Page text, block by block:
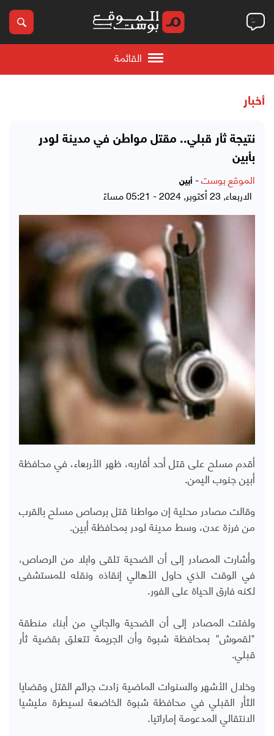
القائمة
أخبار
نتيجة ثأر قبلي.. مقتل مواطن في مدينة لودر
بأبين
الموقع بوست- أبين
الاربعاء, 23 أكتوبر, 2024 - 05:21 مساءً
أقدم مسلح على قتل أحد أقاربه، ظهر الأربعاء، في محافظة
أبين جنوب اليمن.
وقالت مصادر محلية إن مواطنا قتل برصاص مسلح بالقرب
من فرزة عدن، وسط مدينة لودر بمحافظة أبين.
وأشارت المصادر إلى أن الضحية تلقى وابلا من الرصاص،
في الوقت الذي حاول الأهالي إنقاذه ونقله للمستشفى
لكنه فارق الحياة على الفور.
ولفتت المصادر إلى أن الضحية والجاني من أبناء منطقة
"لقموش" بمحافظة شبوة وأن الجريمة تتعلق بقضية ثأر
قبلي.
وخلال الأشهر والسنوات الماضية زادت جرائم القتل وقضايا
الثأر القبلي في محافظة شبوة الخاضعة لسيطرة مليشيا
الانتقالي المدعومة إماراتيا.